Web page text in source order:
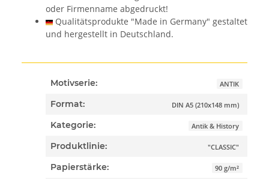
oder Firmenname abgedruckt!
Qualitätsprodukte "Made in Germany" gestaltet
und hergestellt in Deutschland.
Motivserie: ANTIK
Format: DIN A5 (210x148 mm)
Kategorie: Antik & History
Produktlinie: "CLASSIC"
Papierstärke: 90 g/m²